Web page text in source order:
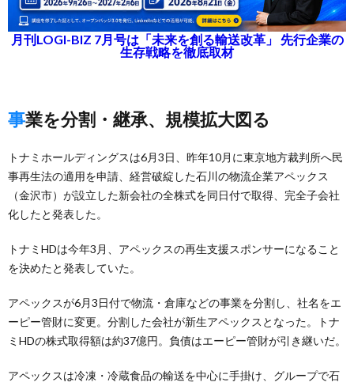
月刊LOGI-BIZ 7月号は「未来を創る輸送改革」 先行企業の
生存戦略を徹底取材
事業を分割・継承、規模拡大図る
トナミホールディングスは6月3日、昨年10月に東京地方裁判所へ民
事再生法の適用を申請、経営破綻した石川の物流企業アペックス
（金沢市）が設立した新会社の全株式を同日付で取得、完全子会社
化したと発表した。
トナミHDは今年3月、アペックスの再生支援スポンサーになること
を決めたと発表していた。
アペックスが6月3日付で物流・倉庫などの事業を分割し、社名をエ
ーピー管財に変更。分割した会社が新生アペックスとなった。トナ
ミHDの株式取得額は約37億円。負債はエーピー管財が引き継いだ。
アペックスは冷凍・冷蔵食品の輸送を中心に手掛け、グループで石